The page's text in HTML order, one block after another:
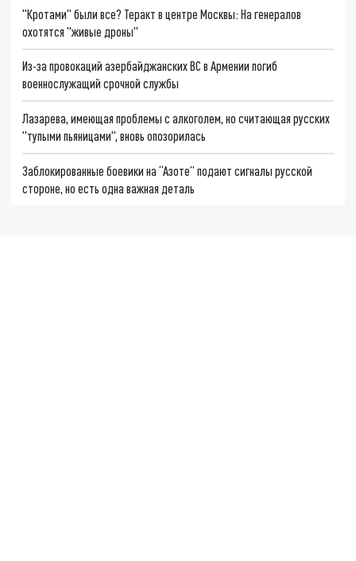
"Кротами" были все? Теракт в центре Москвы: На генералов
охотятся "живые дроны"
Из-за провокаций азербайджанских ВС в Армении погиб
военнослужащий срочной службы
Лазарева, имеющая проблемы с алкоголем, но считающая русских
"тупыми пьяницами", вновь опозорилась
Заблокированные боевики на “Азоте” подают сигналы русской
стороне, но есть одна важная деталь